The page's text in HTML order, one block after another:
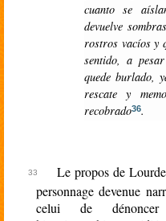
cuanto se
devuelve sombras
rostros vacíos y
sentido, a
quede burlado,
rescate y
recobrado36.
Le propos de
personnage devenue
celui de